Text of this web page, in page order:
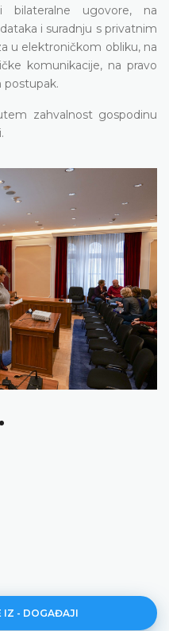
bilateralne ugovore, na
i suradnju s privatnim
u elektroničkom obliku, na
komunikacije, na pravo
postupak.
zahvalnost gospodinu
IZ - DOGAĐAJI